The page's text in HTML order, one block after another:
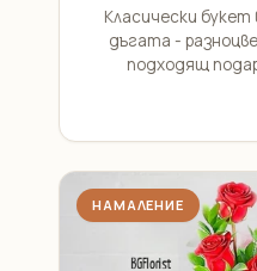
Класически
дъгата -
подходящ
НАМАЛЕНИЕ